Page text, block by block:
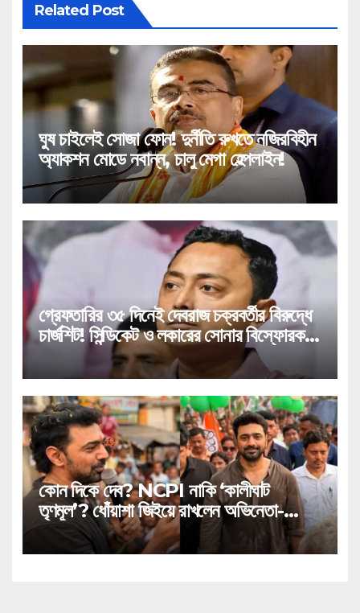
Related Post
ঘুষ চাইলেই সোজা ফোন! দুর্নীতি রুখতে নজিরবিহীন
অ্যাকশন মোডে নবান্ন, চালু মেগা হেল্পলাইন!
গ্রেফতারির ৩৫ দিনেই দেবরাজ চক্রবর্তীর বিরুদ্ধে
চার্জশিট! সিন্ডিকেট ও লকারের সোনার বিস্ফোরক
উল্লেখ!
কোন দিকে দেব? NCPI নাকি ‘কালীঘাট
তৃণমূল’? ধোঁয়াশা জিইয়ে রাখলেন অভিনেতা-
সাংসদ!